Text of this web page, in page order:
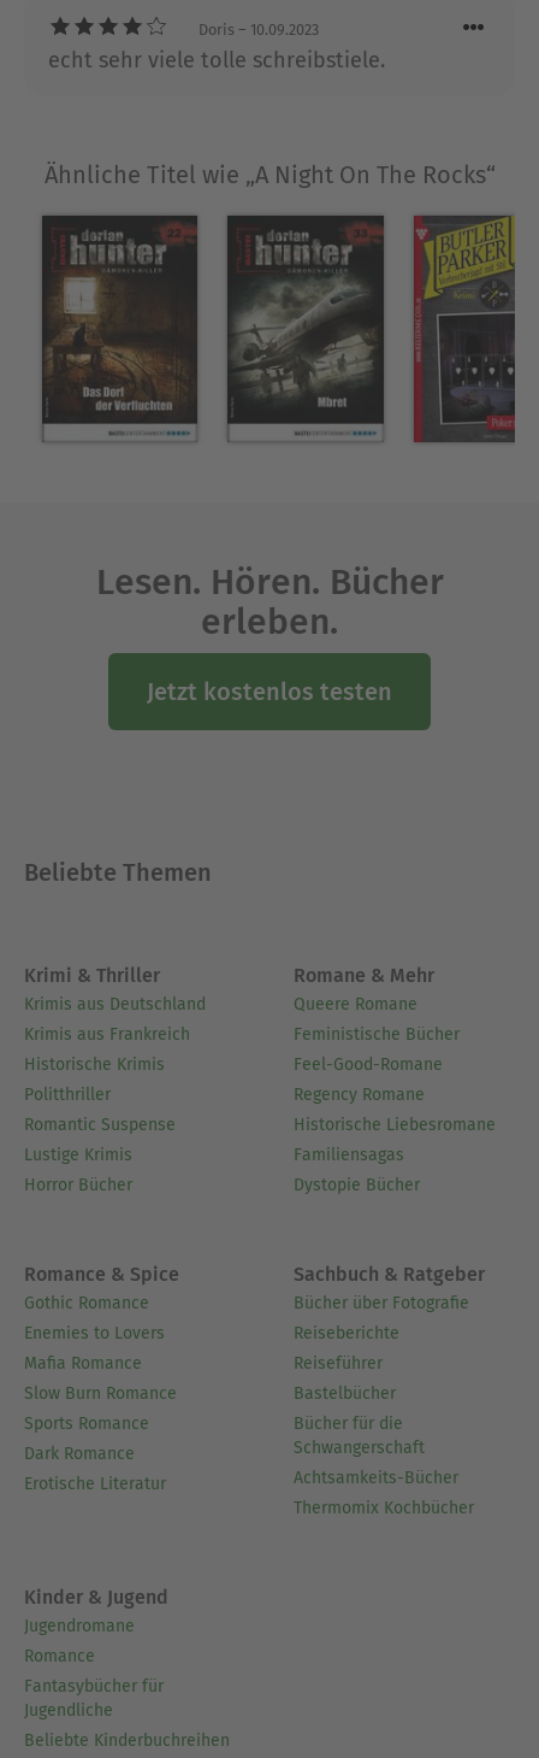
Doris – 10.09.2023
echt sehr viele tolle schreibstiele.
Ähnliche Titel wie „A Night On The Rocks“
Lesen. Hören. Bücher
erleben.
Jetzt kostenlos testen
Beliebte Themen
Krimi & Thriller
Krimis aus Deutschland
Krimis aus Frankreich
Historische Krimis
Politthriller
Romantic Suspense
Lustige Krimis
Horror Bücher
Romane & Mehr
Queere Romane
Feministische Bücher
Feel-Good-Romane
Regency Romane
Historische Liebesromane
Familiensagas
Dystopie Bücher
Romance & Spice
Gothic Romance
Enemies to Lovers
Mafia Romance
Slow Burn Romance
Sports Romance
Dark Romance
Erotische Literatur
Sachbuch & Ratgeber
Bücher über Fotografie
Reiseberichte
Reiseführer
Bastelbücher
Bücher für die
Schwangerschaft
Achtsamkeits-Bücher
Thermomix Kochbücher
Kinder & Jugend
Jugendromane
Romance
Fantasybücher für
Jugendliche
Beliebte Kinderbuchreihen